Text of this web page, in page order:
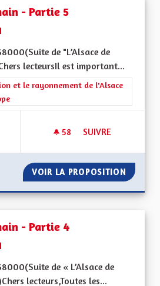
- Partie 5
de "L’Alsace de
lecteursIl est important...
la catégorie : La Culture, l'Education et
et le rayonnement de l'Alsace
58 58 ABONNÉS
SUIVRE
VOIR LA PROPOSITION
- Partie 4
de « L’Alsace de
lecteurs,Toutes les...